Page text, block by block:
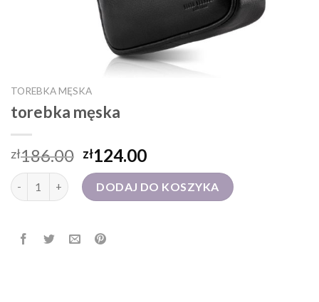
TOREBKA MĘSKA
torebka męska
zł186.00 zł124.00
ilość torebka męskaDODAJ DO KOSZYKA